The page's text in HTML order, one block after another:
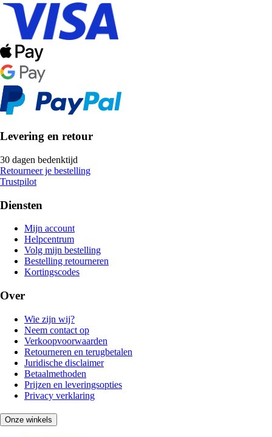
Levering en retour
30 dagen bedenktijd
Retourneer je bestelling
Trustpilot
Diensten
Mijn account
Helpcentrum
Volg mijn bestelling
Bestelling retourneren
Kortingscodes
Over
Wie zijn wij?
Neem contact op
Verkoopvoorwaarden
Retourneren en terugbetalen
Juridische disclaimer
Betaalmethoden
Prijzen en leveringsopties
Privacy verklaring
Onze winkels